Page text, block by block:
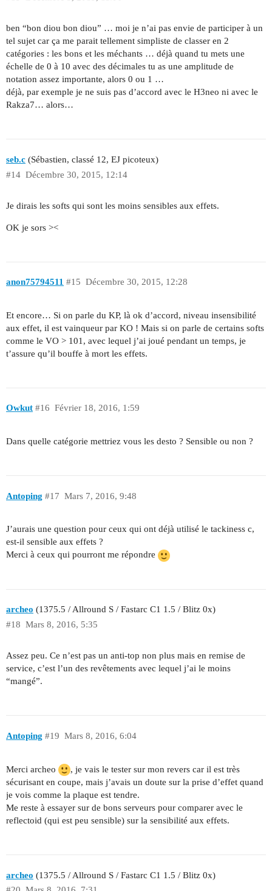
ben “bon diou bon diou” … moi je n’ai pas envie de participer à un
tel sujet car ça me parait tellement simpliste de classer en 2
catégories : les bons et les méchants … déjà quand tu mets une
échelle de 0 à 10 avec des décimales tu as une amplitude de
notation assez importante, alors 0 ou 1 …
déjà, par exemple je ne suis pas d’accord avec le H3neo ni avec le
Rakza7… alors…
seb.c (Sébastien, classé 12, EJ picoteux)
Décembre 30, 2015, 12:14
#14
Je dirais les softs qui sont les moins sensibles aux effets.
OK je sors ><
anon75794511 Décembre 30, 2015, 12:28
#15
Et encore… Si on parle du KP, là ok d’accord, niveau insensibilité
aux effet, il est vainqueur par KO ! Mais si on parle de certains softs
comme le VO > 101, avec lequel j’ai joué pendant un temps, je
t’assure qu’il bouffe à mort les effets.
Owkut Février 18, 2016, 1:59
#16
Dans quelle catégorie mettriez vous les desto ? Sensible ou non ?
Antoping Mars 7, 2016, 9:48
#17
J’aurais une question pour ceux qui ont déjà utilisé le tackiness c,
est-il sensible aux effets ?
Merci à ceux qui pourront me répondre
archeo (1375.5 / Allround S / Fastarc C1 1.5 / Blitz 0x)
Mars 8, 2016, 5:35
#18
Assez peu. Ce n’est pas un anti-top non plus mais en remise de
service, c’est l’un des revêtements avec lequel j’ai le moins
“mangé”.
Antoping Mars 8, 2016, 6:04
#19
Merci archeo
, je vais le tester sur mon revers car il est très
sécurisant en coupe, mais j’avais un doute sur la prise d’effet quand
je vois comme la plaque est tendre.
Me reste à essayer sur de bons serveurs pour comparer avec le
reflectoid (qui est peu sensible) sur la sensibilité aux effets.
archeo (1375.5 / Allround S / Fastarc C1 1.5 / Blitz 0x)